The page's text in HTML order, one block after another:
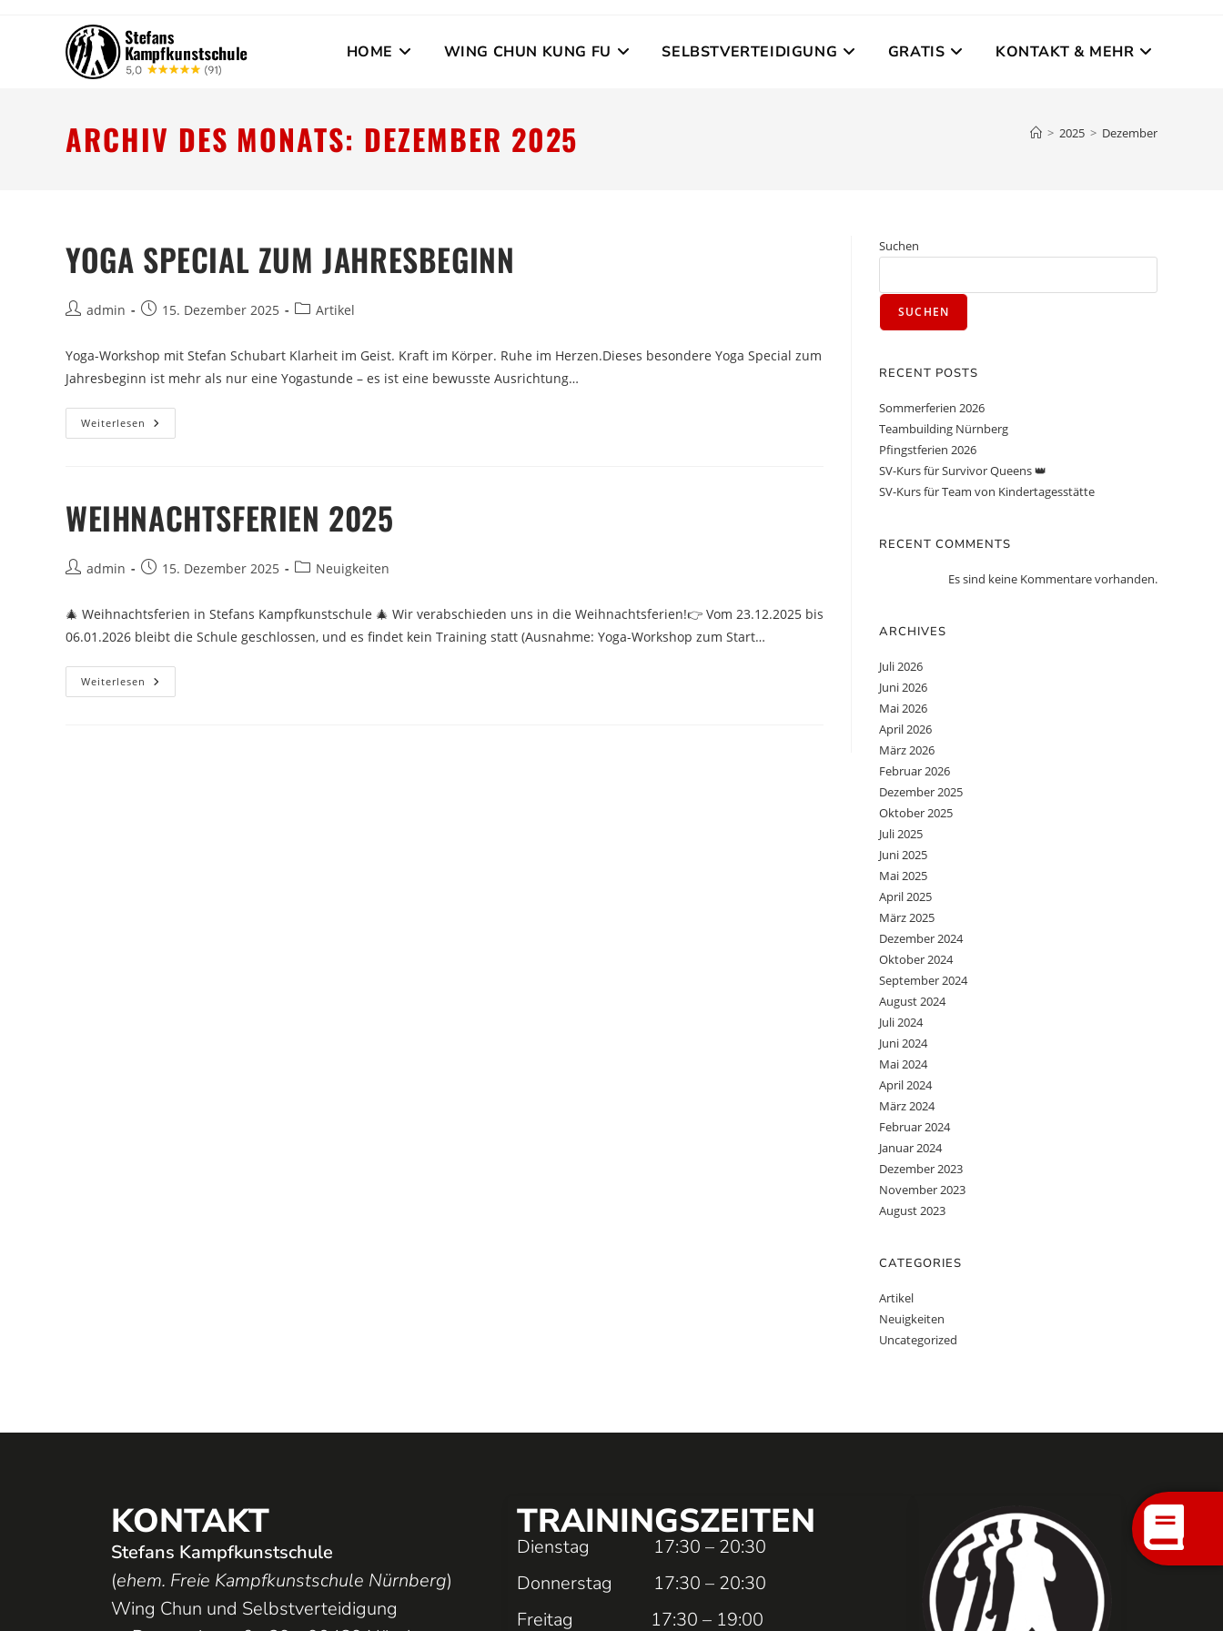
HOME WING CHUN KUNG FU SELBSTVERTEIDIGUNG GRATIS KONTAKT & MEHR
ARCHIV DES MONATS: DEZEMBER 2025 > 2025 > Dezember
YOGA SPECIAL ZUM JAHRESBEGINN
admin 15. Dezember 2025 Artikel
Yoga-Workshop mit Stefan Schubart Klarheit im Geist. Kraft im Körper. Ruhe im Herzen.Dieses besondere Yoga Special zum
Jahresbeginn ist mehr als nur eine Yogastunde – es ist eine bewusste Ausrichtung…
Weiterlesen
WEIHNACHTSFERIEN 2025
admin 15. Dezember 2025 Neuigkeiten
🎄 Weihnachtsferien in Stefans Kampfkunstschule 🎄 Wir verabschieden uns in die Weihnachtsferien!👉 Vom 23.12.2025 bis
06.01.2026 bleibt die Schule geschlossen, und es findet kein Training statt (Ausnahme: Yoga-Workshop zum Start…
Weiterlesen
Suchen
SUCHEN
RECENT POSTS
Sommerferien 2026
Teambuilding Nürnberg
Pfingstferien 2026
SV-Kurs für Survivor Queens 👑
SV-Kurs für Team von Kindertagesstätte
RECENT COMMENTS
Es sind keine Kommentare vorhanden.
ARCHIVES
Juli 2026
Juni 2026
Mai 2026
April 2026
März 2026
Februar 2026
Dezember 2025
Oktober 2025
Juli 2025
Juni 2025
Mai 2025
April 2025
März 2025
Dezember 2024
Oktober 2024
September 2024
August 2024
Juli 2024
Juni 2024
Mai 2024
April 2024
März 2024
Februar 2024
Januar 2024
Dezember 2023
November 2023
August 2023
CATEGORIES
Artikel
Neuigkeiten
Uncategorized
KONTAKT
Stefans Kampfkunstschule
(ehem. Freie Kampfkunstschule Nürnberg)
Wing Chun und Selbstverteidigung
TRAININGS­ZEITEN
Dienstag 17:30 – 20:30
Donnerstag 17:30 – 20:30
Freitag 17:30 – 19:00